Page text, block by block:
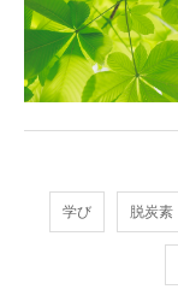
学び 脱炭素